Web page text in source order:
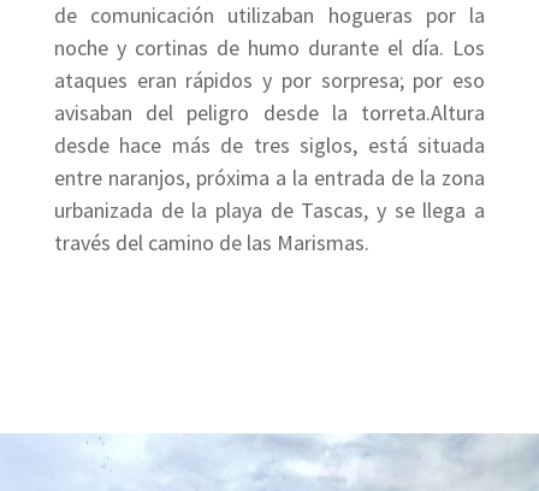
de comunicación utilizaban hogueras por la
noche y cortinas de humo durante el día. Los
ataques eran rápidos y por sorpresa; por eso
avisaban del peligro desde la torreta.Altura
desde hace más de tres siglos, está situada
entre naranjos, próxima a la entrada de la zona
urbanizada de la playa de Tascas, y se llega a
través del camino de las Marismas.